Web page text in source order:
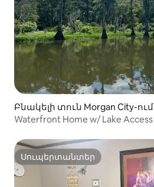
Բնակելի տուն Morgan City-ում
Waterfront Home w/ Lake Access
Սուպերտանտեր
Սուպերտանտեր